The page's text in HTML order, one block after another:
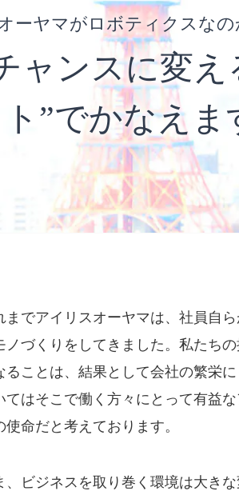
ーヤマがロボティクスなの
ャンスに変え
”でかなえま
までアイリスオーヤマは、社員自
ノづくりをしてきました。私たち
ることは、結果として会社の繁栄
てはそこで働く方々にとって有益
使命だと考えております。
、ビジネスを取り巻く環境は大き